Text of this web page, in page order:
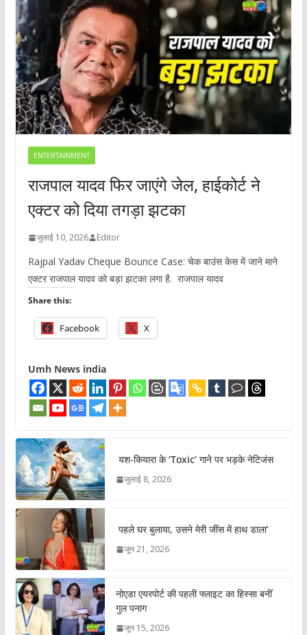
ENTERTAINMENT
राजपाल यादव फिर जाएंगे जेल, हाईकोर्ट ने
एक्टर को दिया तगड़ा झटका
जुलाई 10, 2026 Editor
Rajpal Yadav Cheque Bounce Case: चेक बाउंस केस में जाने माने
एक्टर राजपाल यादव को बड़ा झटका लगा है. राजपाल यादव
Share this:
Facebook X
Umh News india
यश-कियारा के ‘Toxic’ गाने पर भड़के नेटिजंस
जुलाई 8, 2026
पहले घर बुलाया, उसने मेरी जींस में हाथ डाला’
जून 21, 2026
नोएडा एयरपोर्ट की पहली फ्लाइट का हिस्सा बनीं
गुल पनाग
जून 15, 2026